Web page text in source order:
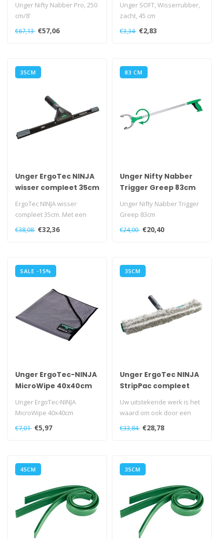
Unger Nifty Nabber Pro, 250
cm/8'
€67,13 €57,06
Unger SOFT, Wisserrubber,
zacht, 45 cm
€3,34 €2,83
35CM
Unger ErgoTec NINJA
wisser compleet 35cm
ErgoTec NINJA wisser
compleet 35cm. Met een
€38,08 €32,36
83 CM
Unger Nifty Nabber
Trigger Greep 83cm
Unger Nifty Nabber Trigger
Greep 83cm
€24,00 €20,40
SALE -15%
Unger ErgoTec-NINJA
MicroWipe 40x40cm
Unger ErgoTec-NINJA
MicroWipe 40x40cm
€7,01 €5,97
35CM
Unger ErgoTec NINJA
StripPac compleet
Uw uitstekende werk is het
waard om ook door een
uitstekend Premium
reinigingssy..
€33,84 €28,78
45CM 35CM